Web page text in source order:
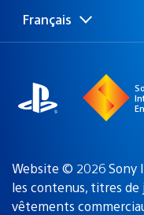
Choisir
une
Région
actuelle
Français
Website © 2026 Sony
les contenus, titres
vêtements